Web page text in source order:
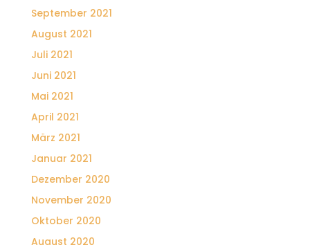
September 2021
August 2021
Juli 2021
Juni 2021
Mai 2021
April 2021
März 2021
Januar 2021
Dezember 2020
November 2020
Oktober 2020
August 2020